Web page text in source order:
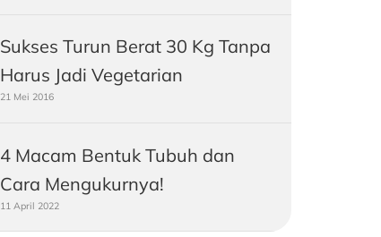
Sukses Turun Berat 30 Kg Tanpa
Harus Jadi Vegetarian
21 Mei 2016
4 Macam Bentuk Tubuh dan
Cara Mengukurnya!
11 April 2022